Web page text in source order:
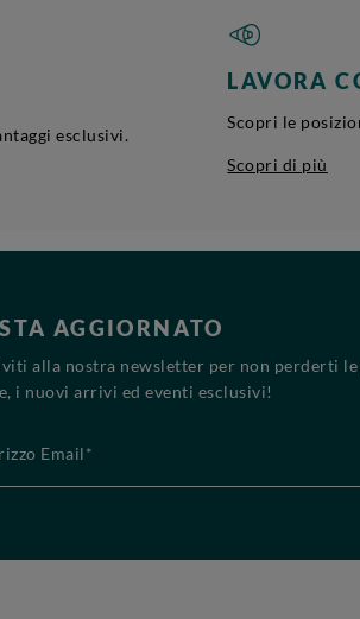
esclusivi.
LAVORA
Scopri le
Scopri di più
AGGIORNATO
alla nostra newsletter per non perderti
i nuovi arrivi ed eventi esclusivi!